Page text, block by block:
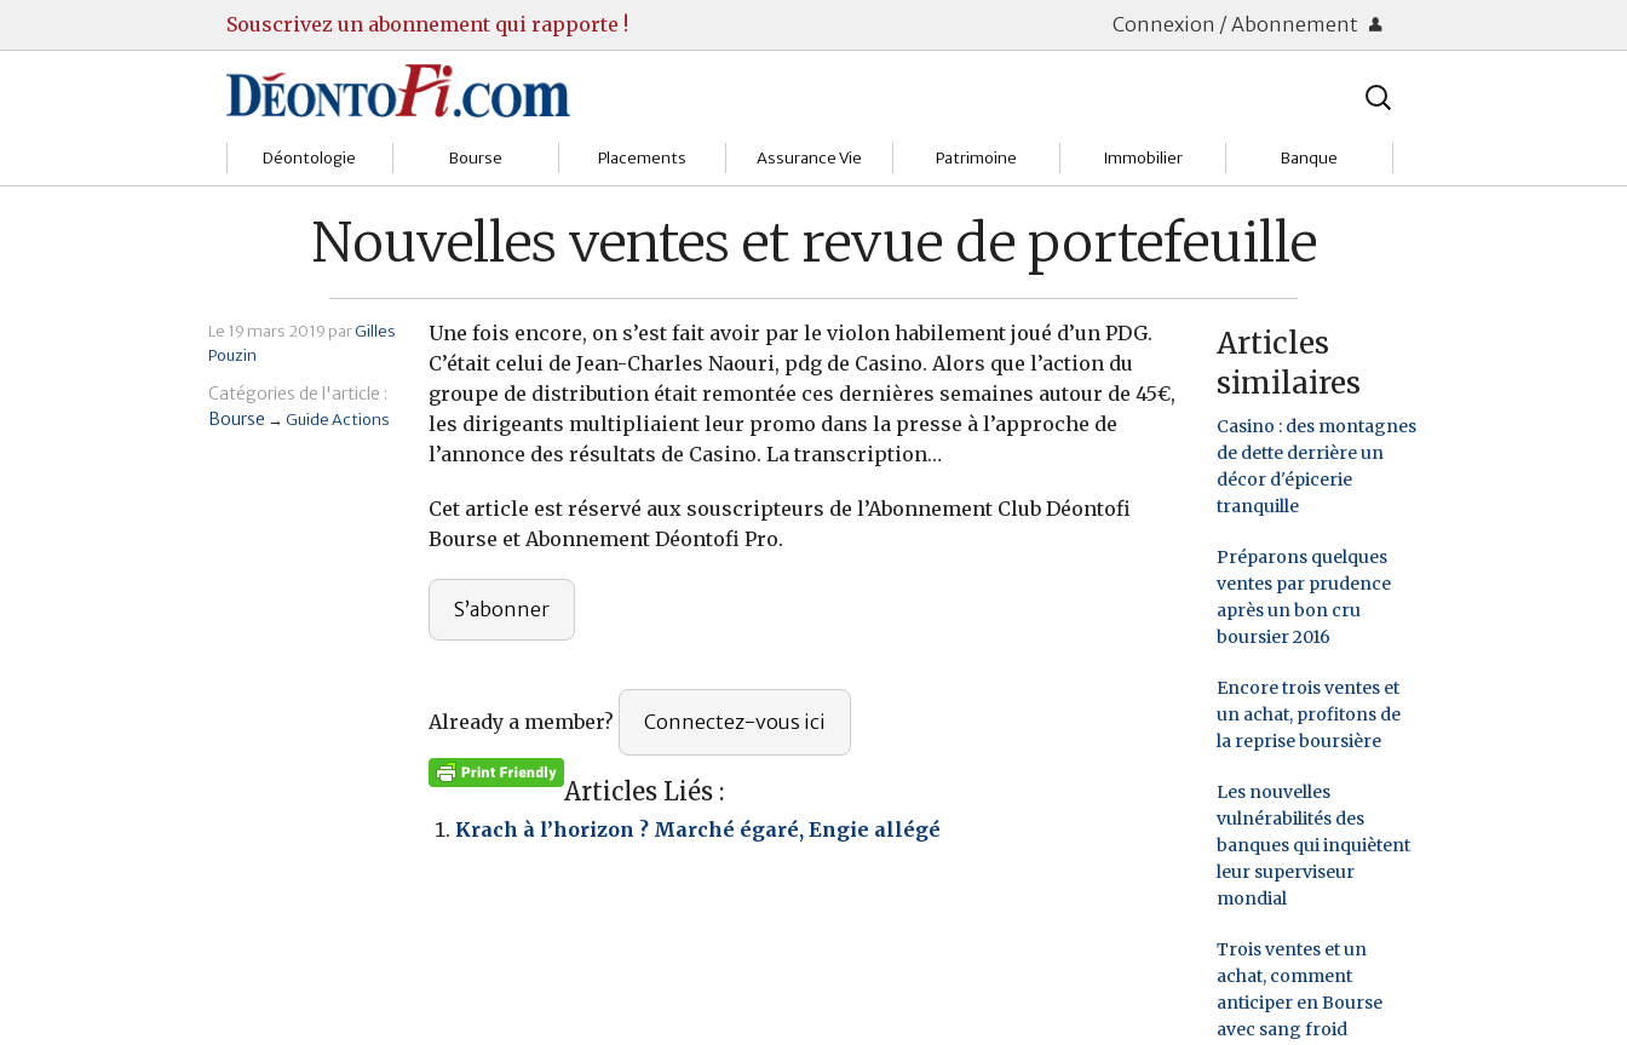
Souscrivez un abonnement qui rapporte ! Connexion / Abonnement
Rechercher
Déontologie
Gestion
Institutions
Relations clients
Bourse
Courtiers
Guide Actions
Guide Sicav
Stratégie
Marchés
Placements
Fonds d’investissments
Assurance vie
Livrets
Immobilier
Assurance Vie
Choisir
Comprendre
Contrats
Gérer
Patrimoine
Bilan Patrimoine
Conseil Gestion
Objectifs & stratégie
Retraite
Transmission
Immobilier
Acheter
Investir
Location
Tendances
Banque
Changer de banque
Comptes & Livrets
Frais bancaires
Placements & banques
Réclamations
Nouvelles ventes et revue de portefeuille
Le 19 mars 2019 parGilles
Pouzin
Catégories de l'article :
Bourse → Guide Actions
Une fois encore, on s’est fait avoir par le violon habilement joué d’un PDG.
C’était celui de Jean-Charles Naouri, pdg de Casino. Alors que l’action du
groupe de distribution était remontée ces dernières semaines autour de 45€,
les dirigeants multipliaient leur promo dans la presse à l’approche de
l’annonce des résultats de Casino. La transcription…
Cet article est réservé aux souscripteurs de l’Abonnement Club Déontofi
Bourse et Abonnement Déontofi Pro.
S’abonner
Already a member? Connectez-vous ici
Articles Liés :
Krach à l’horizon ? Marché égaré, Engie allégé
Articles
similaires
Casino : des montagnes
de dette derrière un
décor d'épicerie
tranquille
Préparons quelques
ventes par prudence
après un bon cru
boursier 2016
Encore trois ventes et
un achat, profitons de
la reprise boursière
Les nouvelles
vulnérabilités des
banques qui inquiètent
leur superviseur
mondial
Trois ventes et un
achat, comment
anticiper en Bourse
avec sang froid